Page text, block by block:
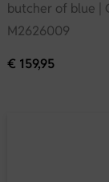
butcher of blue |
M2626009
€ 159,95